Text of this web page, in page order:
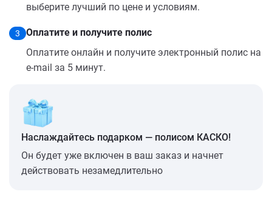
выберите лучший по цене и условиям.
3
Оплатите и получите полис
Оплатите онлайн и получите электронный полис на
e-mail за 5 минут.
Наслаждайтесь подарком — полисом КАСКО!
Он будет уже включен в ваш заказ и начнет
действовать незамедлительно